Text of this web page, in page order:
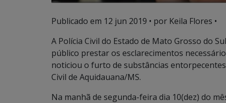
Publicado em 12 jun 2019 • por Keila Flores •
A Polícia Civil do Estado de Mato Grosso do
público prestar os esclarecimentos
noticiou o furto de substâncias
Civil de Aquidauana/MS.
Na manhã de segunda-feira dia 10(dez) do